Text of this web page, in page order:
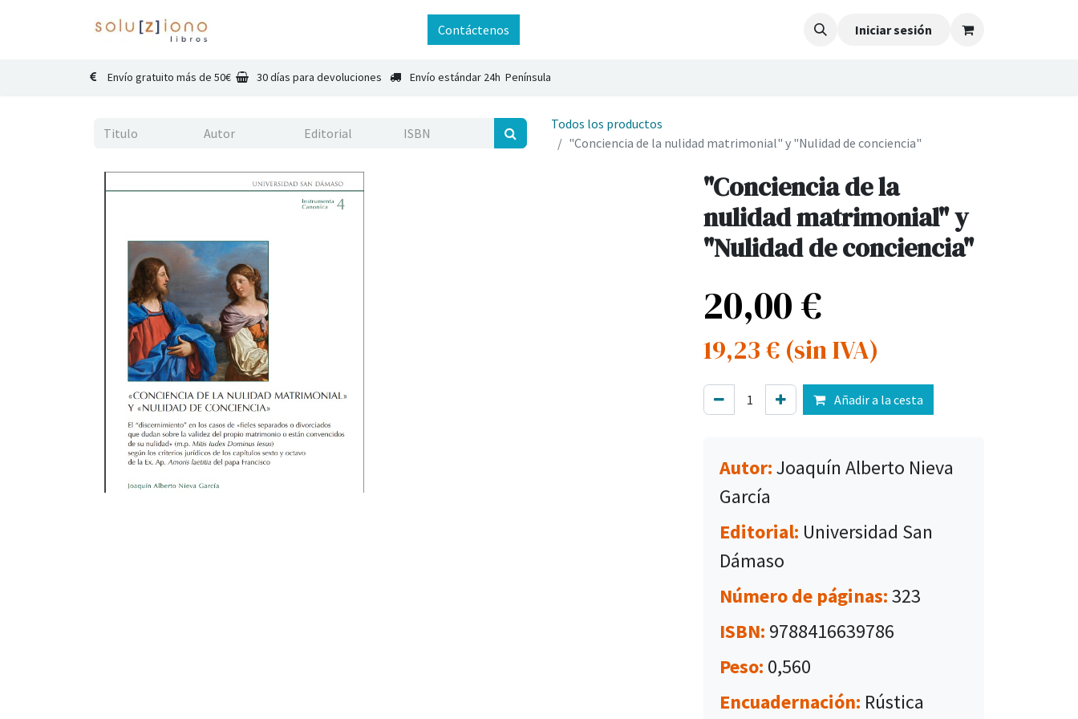
Contáctenos Iniciar sesión
Envío gratuito más de 50€ 30 días para devoluciones Envío estándar 24h Península
Todos los productos
"Conciencia de la nulidad matrimonial" y "Nulidad de conciencia"
"Conciencia de la
nulidad matrimonial" y
"Nulidad de conciencia"
20,00€
19,23€ (sin IVA)
Añadir a la cesta
Autor:Joaquín Alberto Nieva
García
Editorial: Universidad San
Dámaso
Número de páginas:323
ISBN: 9788416639786
Peso: 0,560
Encuadernación: Rústica